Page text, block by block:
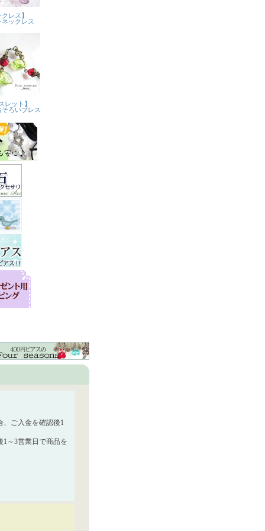
、ご入金を確認後1
～3営業日で商品を